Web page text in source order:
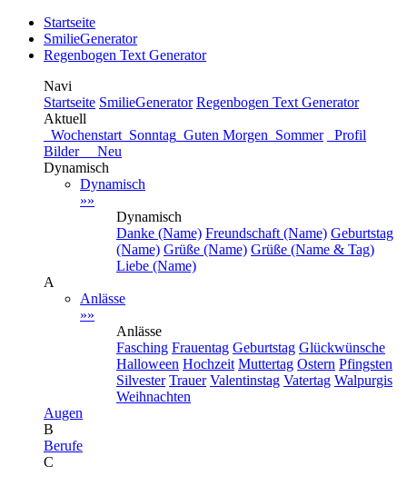
Startseite
SmilieGenerator
Regenbogen Text Generator
Navi
Startseite SmilieGenerator Regenbogen Text Generator
Aktuell
Wochenstart Sonntag Guten Morgen Sommer
Profil
Bilder Neu
Dynamisch
Dynamisch
»»
Dynamisch
Danke (Name) Freundschaft (Name) Geburtstag
(Name) Grüße (Name) Grüße (Name & Tag)
Liebe (Name)
A
Anlässe
»»
Anlässe
Fasching Frauentag Geburtstag Glückwünsche
Halloween Hochzeit Muttertag Ostern Pfingsten
Silvester Trauer Valentinstag Vatertag Walpurgis
Weihnachten
Augen
B
Berufe
C